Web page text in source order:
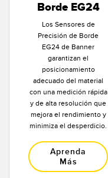
Borde EG24
Los Sensores de
Precisión de Borde
EG24 de Banner
garantizan el
posicionamiento
adecuado del material
con una medición rápida
y de alta resolución que
mejora el rendimiento y
minimiza el desperdicio.
Aprenda
Más